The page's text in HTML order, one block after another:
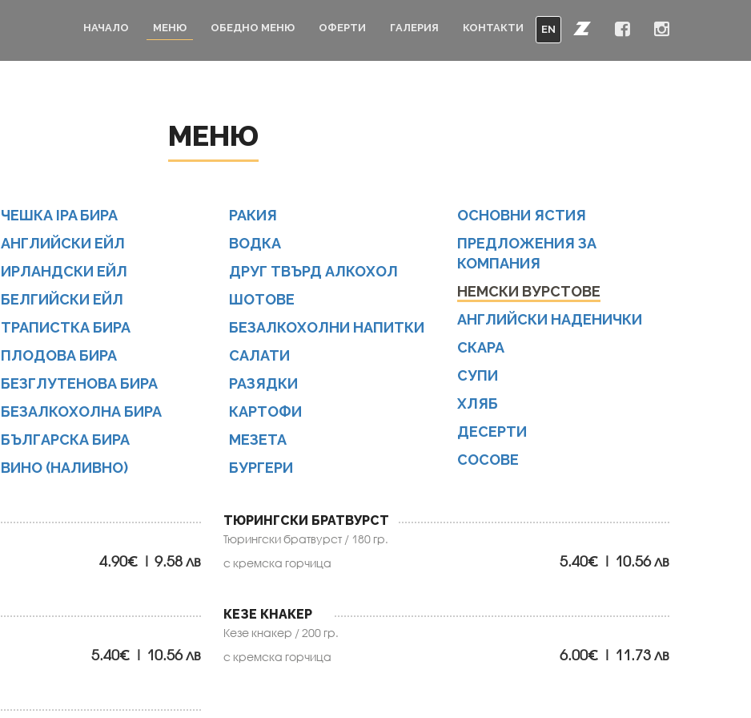
НАЧАЛО МЕНЮ ОБЕДНО МЕНЮ ОФЕРТИ ГАЛЕРИЯ КОНТАКТИ EN
МЕНЮ
ЧЕШКА IPA БИРА
АНГЛИЙСКИ ЕЙЛ
ИРЛАНДСКИ ЕЙЛ
БЕЛГИЙСКИ ЕЙЛ
ТРАПИСТКА БИРА
ПЛОДОВА БИРА
БЕЗГЛУТЕНОВА БИРА
БЕЗАЛКОХОЛНА БИРА
БЪЛГАРСКА БИРА
ВИНО (НАЛИВНО)
РАКИЯ
ВОДКА
ДРУГ ТВЪРД АЛКОХОЛ
ШОТОВЕ
БЕЗАЛКОХОЛНИ НАПИТКИ
САЛАТИ
РАЗЯДКИ
КАРТОФИ
МЕЗЕТА
БУРГЕРИ
ОСНОВНИ ЯСТИЯ
ПРЕДЛОЖЕНИЯ ЗА
КОМПАНИЯ
НЕМСКИ ВУРСТОВЕ
АНГЛИЙСКИ НАДЕНИЧКИ
СКАРА
СУПИ
ХЛЯБ
ДЕСЕРТИ
СОСОВЕ
4.90€ | 9.58 лв
ТЮРИНГСКИ БРАТВУРСТ
Тюрингски братвурст / 180 гр.
5.40€ | 10.56 лв
с кремска горчица
5.40€ | 10.56 лв
КЕЗЕ КНАКЕР
Кезе кнакер / 200 гр.
6.00€ | 11.73 лв
с кремска горчица